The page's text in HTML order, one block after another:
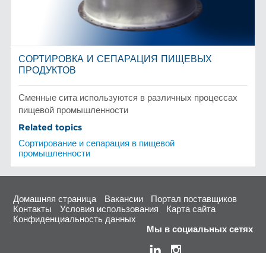
СОРТИРОВКА И СЕПАРАЦИЯ ПИЩЕВЫХ
ПРОДУКТОВ
Сменные сита используются в различных процессах
пищевой промышленности
Related topics
Сортирование и сепарация в пищевой
промышленности
Домашняя страница Вакансии
Портал поставщиков
Контакты
Условия использования
Карта сайта
Конфиденциальность данных
Мы в социальных сетях